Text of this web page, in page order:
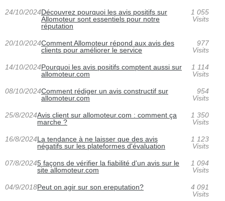
24/10/2024Découvrez pourquoi les avis positifs sur
Allomoteur sont essentiels pour notre
réputation
1 055
Visits
20/10/2024Comment Allomoteur répond aux avis des
clients pour améliorer le service
977
Visits
14/10/2024Pourquoi les avis positifs comptent aussi sur
allomoteur.com
1 114
Visits
08/10/2024Comment rédiger un avis constructif sur
allomoteur.com
954
Visits
25/8/2024Avis client sur allomoteur.com : comment ça
marche ?
1 350
Visits
16/8/2024La tendance à ne laisser que des avis
négatifs sur les plateformes d'évaluation
1 123
Visits
07/8/20245 façons de vérifier la fiabilité d'un avis sur le
site allomoteur.com
1 094
Visits
04/9/2018Peut on agir sur son ereputation?
4 091
Visits